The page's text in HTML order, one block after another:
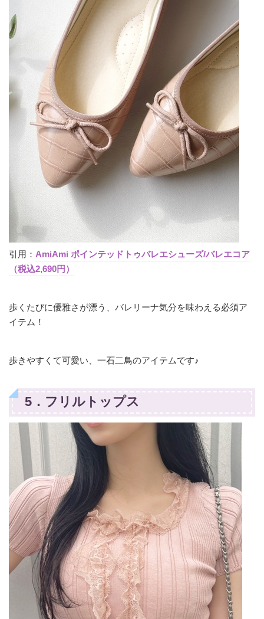
引用： AmiAmi ポインテッドトゥバレエシューズ/バレエコア
（税込2,690円）
歩くたびに優雅さが漂う、バレリーナ気分を味わえる必須ア
イテム！
歩きやすくて可愛い、一石二鳥のアイテムです♪
5．フリルトップス